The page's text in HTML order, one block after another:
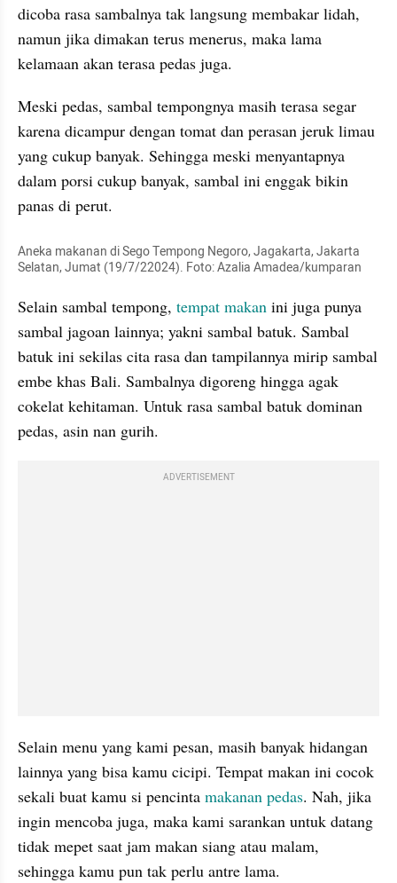
dicoba rasa sambalnya tak langsung membakar lidah,
namun jika dimakan terus menerus, maka lama
kelamaan akan terasa pedas juga.
Meski pedas, sambal tempongnya masih terasa segar
karena dicampur dengan tomat dan perasan jeruk limau
yang cukup banyak. Sehingga meski menyantapnya
dalam porsi cukup banyak, sambal ini enggak bikin
panas di perut.
Aneka makanan di Sego Tempong Negoro, Jagakarta, Jakarta
Selatan, Jumat (19/7/22024). Foto: Azalia Amadea/kumparan
Selain sambal tempong, tempat makan ini juga punya
sambal jagoan lainnya; yakni sambal batuk. Sambal
batuk ini sekilas cita rasa dan tampilannya mirip sambal
embe khas Bali. Sambalnya digoreng hingga agak
cokelat kehitaman. Untuk rasa sambal batuk dominan
pedas, asin nan gurih.
ADVERTISEMENT
Selain menu yang kami pesan, masih banyak hidangan
lainnya yang bisa kamu cicipi. Tempat makan ini cocok
sekali buat kamu si pencinta makanan pedas. Nah, jika
ingin mencoba juga, maka kami sarankan untuk datang
tidak mepet saat jam makan siang atau malam,
sehingga kamu pun tak perlu antre lama.